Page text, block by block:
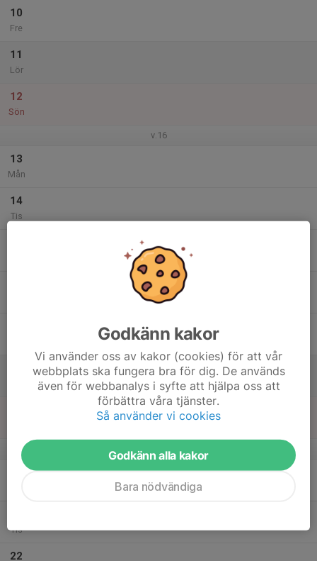
10
Fre
11
Lör
12
Sön
v.16
13
Mån
14
Tis
v.17
Tis
22
Godkänn kakor
Vi använder oss av kakor (cookies) för att vår
webbplats ska fungera bra för dig. De används
även för webbanalys i syfte att hjälpa oss att
förbättra våra tjänster.
Så använder vi cookies
Godkänn alla kakor
Bara nödvändiga